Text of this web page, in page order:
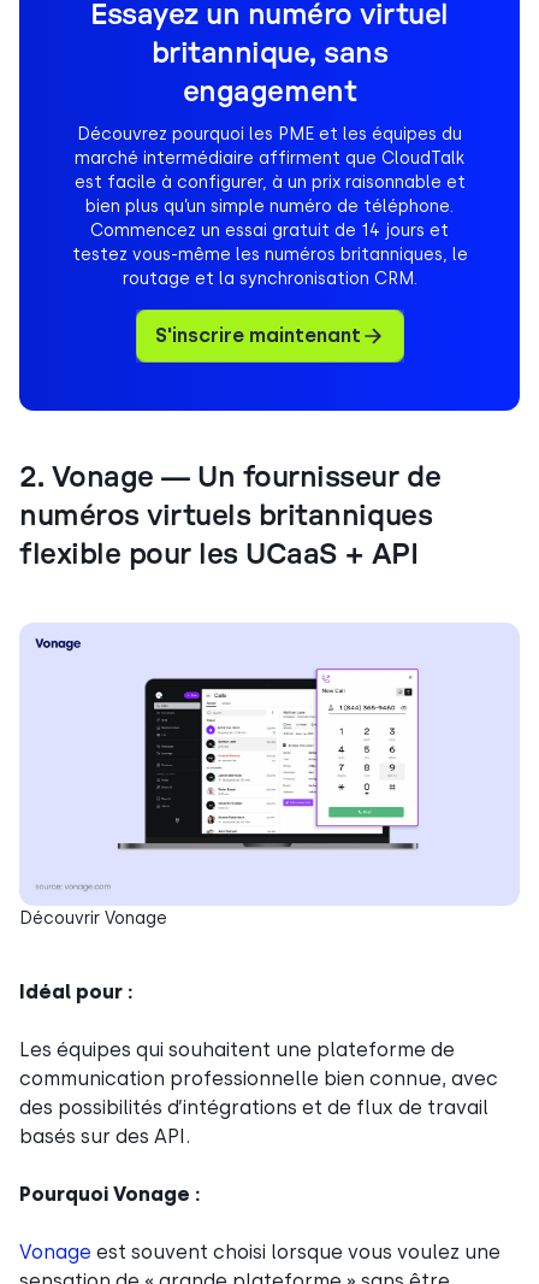
Essayez un numéro virtuel
britannique, sans
engagement
Découvrez pourquoi les PME et les équipes du
marché intermédiaire affirment que CloudTalk
est facile à configurer, à un prix raisonnable et
bien plus qu’un simple numéro de téléphone.
Commencez un essai gratuit de 14 jours et
testez vous-même les numéros britanniques, le
routage et la synchronisation CRM.
S'inscrire maintenant
2. Vonage — Un fournisseur de
numéros virtuels britanniques
flexible pour les UCaaS + API
Découvrir Vonage
Idéal pour :
Les équipes qui souhaitent une plateforme de
communication professionnelle bien connue, avec
des possibilités d’intégrations et de flux de travail
basés sur des API.
Pourquoi Vonage :
Vonage est souvent choisi lorsque vous voulez une